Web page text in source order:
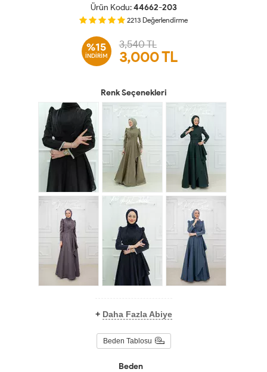
Ürün Kodu:44662-203
2213 Değerlendirme
%15
İNDİRİM
3,540 TL
3,000TL
Renk Seçenekleri
+ Daha Fazla Abiye
Beden Tablosu
Beden